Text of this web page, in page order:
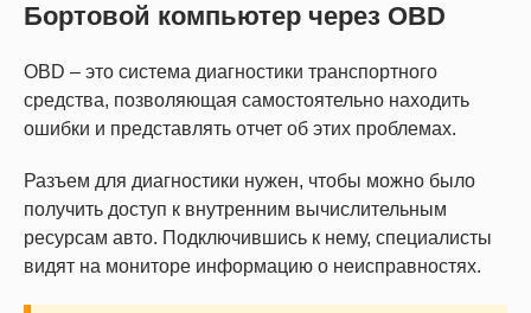
Бортовой компьютер через OBD
OBD – это система диагностики транспортного
средства, позволяющая самостоятельно находить
ошибки и представлять отчет об этих проблемах.
Разъем для диагностики нужен, чтобы можно было
получить доступ к внутренним вычислительным
ресурсам авто. Подключившись к нему, специалисты
видят на мониторе информацию о неисправностях.